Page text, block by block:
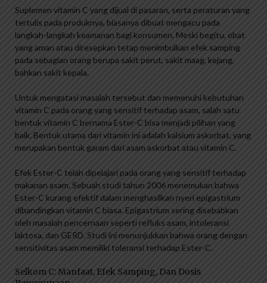
Suplemen vitamin C yang dijual di pasaran, serta peraturan yang
tertulis pada produknya, biasanya dibuat mengacu pada
langkah-langkah keamanan bagi konsumen. Meski begitu, obat
yang aman atau diresepkan tetap menimbulkan efek samping
pada sebagian orang berupa sakit perut, sakit maag, kejang,
bahkan sakit kepala.
Untuk mengatasi masalah tersebut dan memenuhi kebutuhan
vitamin C pada orang yang sensitif terhadap asam, salah satu
bentuk vitamin C bernama Ester-C bisa menjadi pilihan yang
baik. Bentuk utama dari vitamin ini adalah kalsium askorbat, yang
merupakan bentuk garam dari asam askorbat atau vitamin C.
Efek Ester-C telah dipelajari pada orang yang sensitif terhadap
makanan asam. Sebuah studi tahun 2006 menemukan bahwa
Ester-C kurang efektif dalam menghasilkan nyeri epigastrium
dibandingkan vitamin C biasa. Epigastrium sering disebabkan
oleh masalah pencernaan seperti refluks asam, intoleransi
laktosa, dan GERD. Studi ini menunjukkan bahwa orang dengan
sensitivitas asam memiliki toleransi terhadap Ester-C.
Selkom C: Manfaat, Efek Samping, Dan Dosis